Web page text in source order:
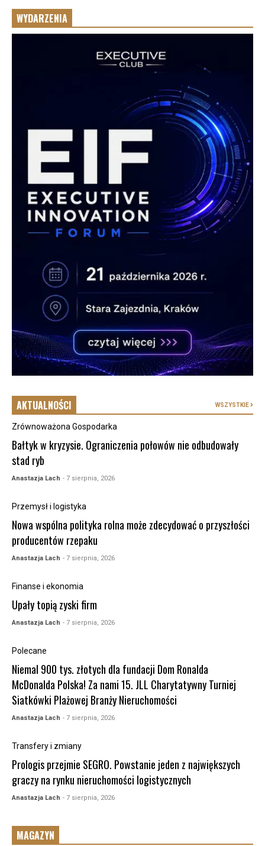
WYDARZENIA
AKTUALNOŚCI WSZYSTKIE
Zrównoważona Gospodarka
Bałtyk w kryzysie. Ograniczenia połowów nie odbudowały
stad ryb
Anastazja Lach - 7 sierpnia, 2026
Przemysł i logistyka
Nowa wspólna polityka rolna może zdecydować o przyszłości
producentów rzepaku
Anastazja Lach - 7 sierpnia, 2026
Finanse i ekonomia
Upały topią zyski firm
Anastazja Lach - 7 sierpnia, 2026
Polecane
Niemal 900 tys. złotych dla fundacji Dom Ronalda
McDonalda Polska! Za nami 15. JLL Charytatywny Turniej
Siatkówki Plażowej Branży Nieruchomości
Anastazja Lach - 7 sierpnia, 2026
Transfery i zmiany
Prologis przejmie SEGRO. Powstanie jeden z największych
graczy na rynku nieruchomości logistycznych
Anastazja Lach - 7 sierpnia, 2026
MAGAZYN